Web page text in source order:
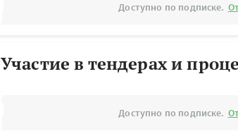
Доступно по подписке.
Участие в тендерах и
Доступно по подписке.